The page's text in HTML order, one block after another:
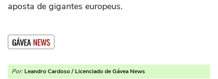
aposta de gigantes europeus.
Por: Leandro Cardoso / Licenciado de Gávea News